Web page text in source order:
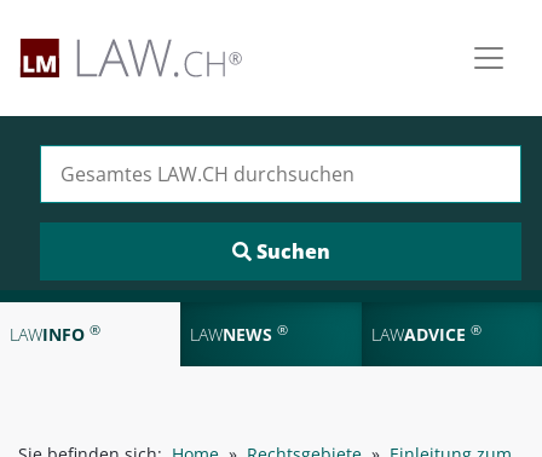
LAWINFO ® LAWNEWS ® LAWADVICE ®